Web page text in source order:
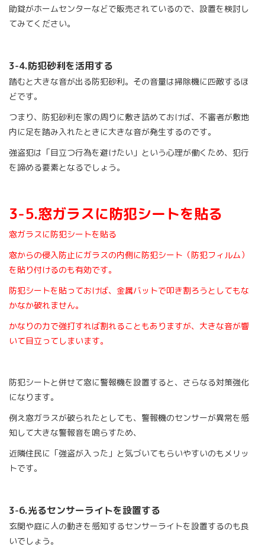
助錠がホームセンターなどで販売されているので、設置を検討し
てみてください。
3-4.防犯砂利を活用する
踏むと大きな音が出る防犯砂利。その音量は掃除機に匹敵するほ
どです。
つまり、防犯砂利を家の周りに敷き詰めておけば、不審者が敷地
内に足を踏み入れたときに大きな音が発生するのです。
強盗犯は「目立つ行為を避けたい」という心理が働くため、犯行
を諦める要素となるでしょう。
3-5.窓ガラスに防犯シートを貼る
窓ガラスに防犯シートを貼る
窓からの侵入防止にガラスの内側に防犯シート（防犯フィルム）
を貼り付けるのも有効です。
防犯シートを貼っておけば、金属バットで叩き割ろうとしてもな
かなか破れません。
かなりの力で強打すれば割れることもありますが、大きな音が響
いて目立ってしまいます。
防犯シートと併せて窓に警報機を設置すると、さらなる対策強化
になります。
例え窓ガラスが破られたとしても、警報機のセンサーが異常を感
知して大きな警報音を鳴らすため、
近隣住民に「強盗が入った」と気づいてもらいやすいのもメリッ
トです。
3-6.光るセンサーライトを設置する
玄関や庭に人の動きを感知するセンサーライトを設置するのも良
いでしょう。